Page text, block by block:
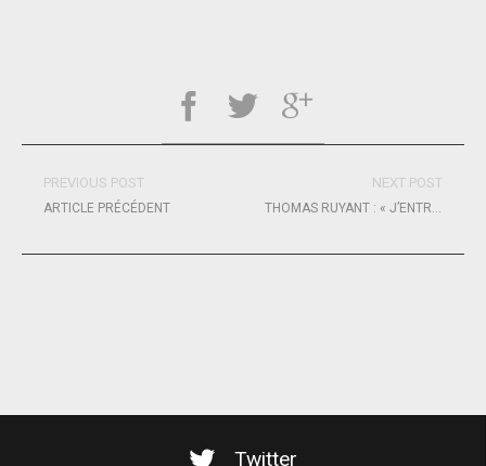
PREVIOUS POST
ARTICLE PRÉCÉDENT
NEXT POST
THOMAS RUYANT : « J’ENTRE DANS UN TEMPS LONG. »
Twitter